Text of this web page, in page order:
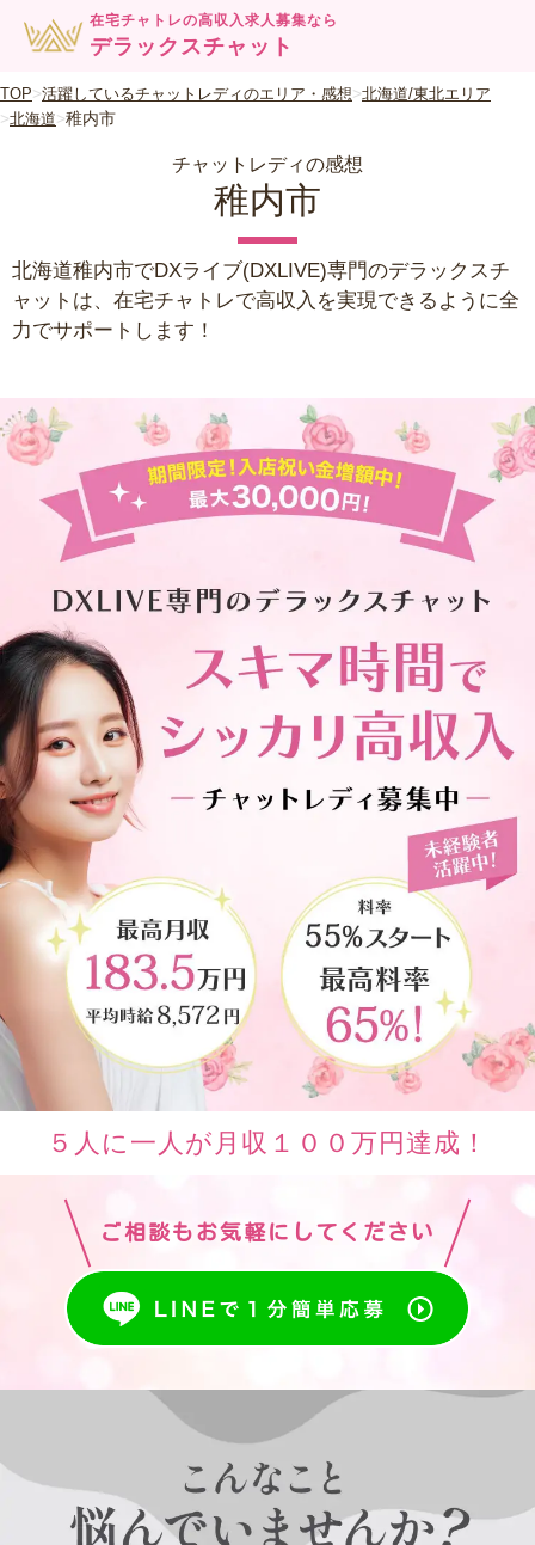
在宅チャトレの高収入求人募集なら
デラックスチャット
TOP 活躍しているチャットレディのエリア・感想 北海道/東北エリア
北海道 稚内市
チャットレディの感想
稚内市
北海道稚内市でDXライブ(DXLIVE)専門のデラックスチ
ャットは、在宅チャトレで高収入を実現できるように全
力でサポートします！
５人に一人が月収１００万円達成！
ご相談もお気軽にしてください